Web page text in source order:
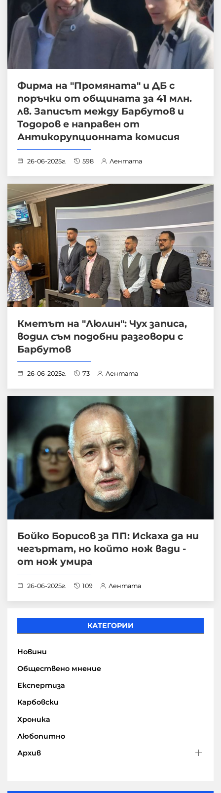
Фирма на "Промяната" и ДБ с
поръчки от общината за 41 млн.
лв. Записът между Барбутов и
Тодоров е направен от
Антикорупционната комисия
26-06-2025г. 598 Лентата
Кметът на "Люлин": Чух записа,
водил съм подобни разговори с
Барбутов
26-06-2025г. 73 Лентата
Бойко Борисов за ПП: Искаха да ни
чегъртат, но който нож вади -
от нож умира
26-06-2025г. 109 Лентата
КАТЕГОРИИ
Новини
Обществено мнение
Експертиза
Карбовски
Хроника
Любопитно
Архив